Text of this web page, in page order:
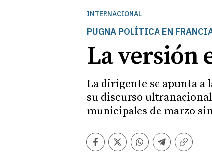
INTERNACIONAL
PUGNA POLÍTICA EN
La versión
La dirigente se apunta a
su discurso
municipales de marzo
Facebook
TwitterWhatsapp
Telegram
Copiar